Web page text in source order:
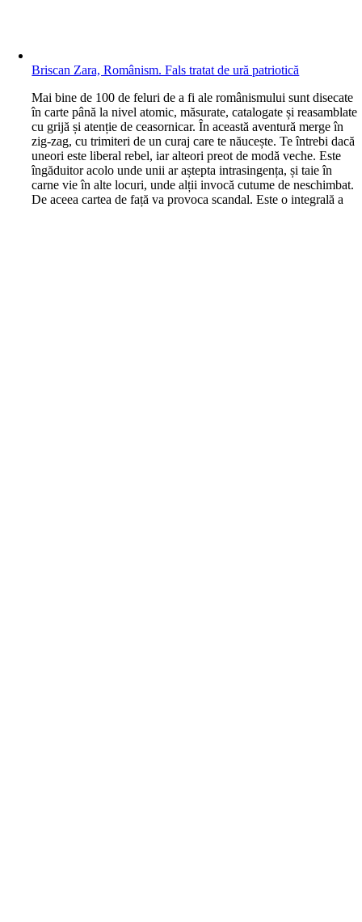
Briscan Zara, Românism. Fals tratat de ură patriotică
Mai bine de 100 de feluri de a fi ale românismului sunt disecate
în carte până la nivel atomic, măsurate, catalogate și reasamblate
cu grijă și atenție de ceasornicar. În această aventură merge în
zig-zag, cu trimiteri de un curaj care te năucește. Te întrebi dacă
uneori este liberal rebel, iar alteori preot de modă veche. Este
îngăduitor acolo unde unii ar aștepta intrasingența, și taie în
carne vie în alte locuri, unde alții invocă cutume de neschimbat.
De aceea cartea de față va provoca scandal. Este o integrală a